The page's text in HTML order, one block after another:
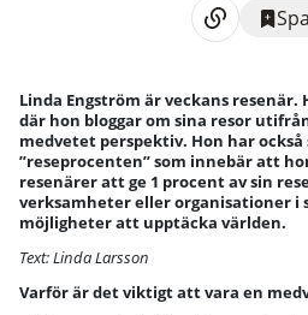
Linda Engström är veckans resenär.
där hon bloggar om sina resor
medvetet perspektiv. Hon har
”reseprocenten” som innebär att
resenärer att ge 1 procent av sin
verksamheter eller organisationer i
möjligheter att upptäcka världen.
Text: Linda Larsson
Varför är det viktigt att vara en